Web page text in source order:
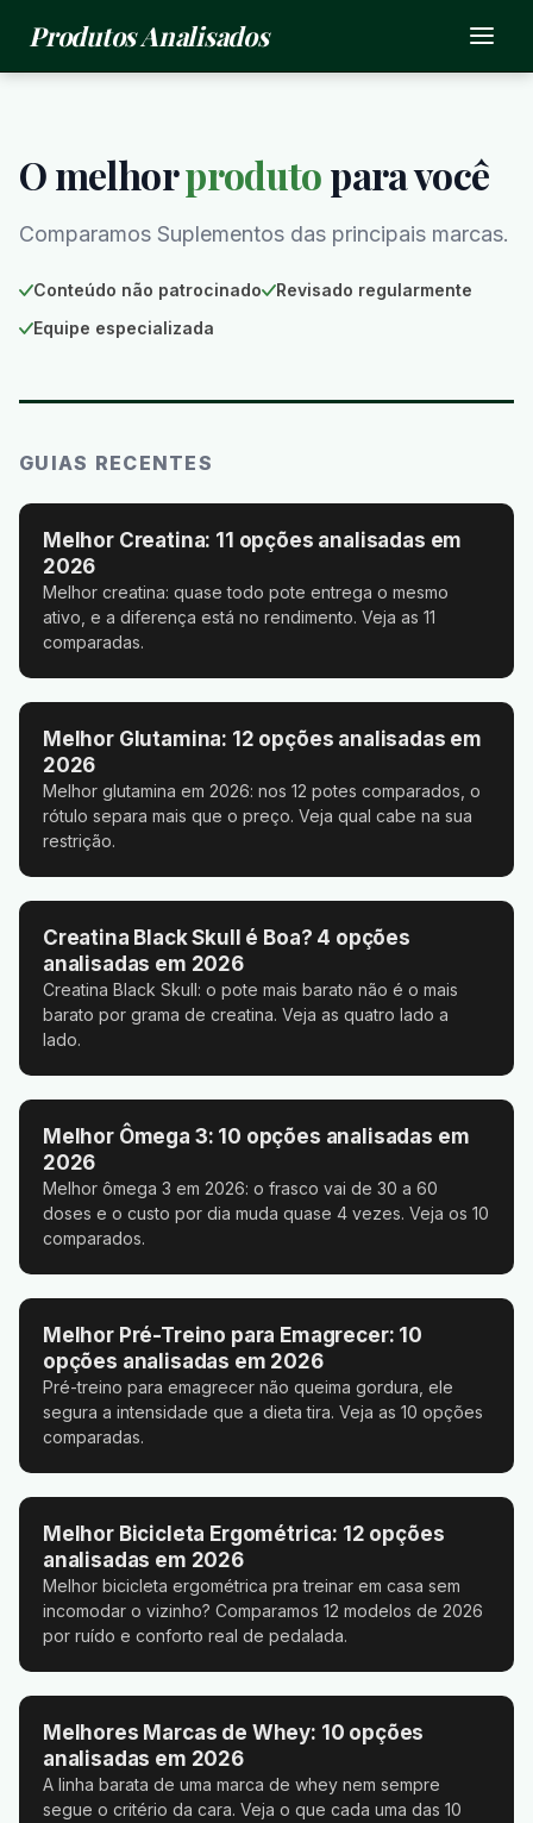
Produtos Analisados
O melhorprodutopara você
Comparamos Suplementos das principais marcas.
Conteúdo não patrocinado
Revisado regularmente
Equipe especializada
GUIAS RECENTES
Melhor Creatina: 11 opções analisadas em
2026
Melhor creatina: quase todo pote entrega o mesmo
ativo, e a diferença está no rendimento. Veja as 11
comparadas.
Melhor Glutamina: 12 opções analisadas em
2026
Melhor glutamina em 2026: nos 12 potes comparados, o
rótulo separa mais que o preço. Veja qual cabe na sua
restrição.
Creatina Black Skull é Boa? 4 opções
analisadas em 2026
Creatina Black Skull: o pote mais barato não é o mais
barato por grama de creatina. Veja as quatro lado a
lado.
Melhor Ômega 3: 10 opções analisadas em
2026
Melhor ômega 3 em 2026: o frasco vai de 30 a 60
doses e o custo por dia muda quase 4 vezes. Veja os 10
comparados.
Melhor Pré-Treino para Emagrecer: 10
opções analisadas em 2026
Pré-treino para emagrecer não queima gordura, ele
segura a intensidade que a dieta tira. Veja as 10 opções
comparadas.
Melhor Bicicleta Ergométrica: 12 opções
analisadas em 2026
Melhor bicicleta ergométrica pra treinar em casa sem
incomodar o vizinho? Comparamos 12 modelos de 2026
por ruído e conforto real de pedalada.
Melhores Marcas de Whey: 10 opções
analisadas em 2026
A linha barata de uma marca de whey nem sempre
segue o critério da cara. Veja o que cada uma das 10